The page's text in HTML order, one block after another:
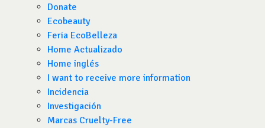
Donate
Ecobeauty
Feria EcoBelleza
Home Actualizado
Home inglés
I want to receive more information
Incidencia
Investigación
Marcas Cruelty-Free